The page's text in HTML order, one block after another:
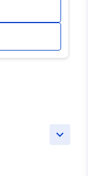
keyboard_arrow_down